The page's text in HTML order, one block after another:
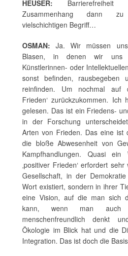
HEUSER:
Zusammenhang dann
vielschichtigen Begriff…
OSMAN: Ja. Wir müssen
Blasen, in denen wir uns
Künstlerinnen- oder
sonst befinden, rausbegeben
reinfinden. Um nochmal auf
Frieden‘ zurückzukommen. Ich
gelesen. Das ist ein Friedens-
in der Forschung
Arten von Frieden. Das eine ist
die bloße Abwesenheit von
Kampfhandlungen. Quasi ein
‚positiver Frieden‘ erfordert
Gesellschaft, in der
Wort existiert, sondern in ihrer
eine Vision, auf die man sich
kann, wenn man auch
menschenfreundlich denkt
Ökologie im Blick hat und die
Integration. Das ist doch die